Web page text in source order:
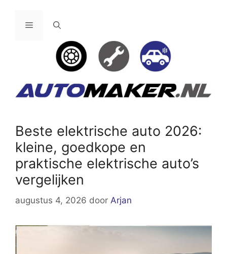
Menu
Beste elektrische auto 2026:
kleine, goedkope en
praktische elektrische auto’s
vergelijken
augustus 4, 2026 door Arjan